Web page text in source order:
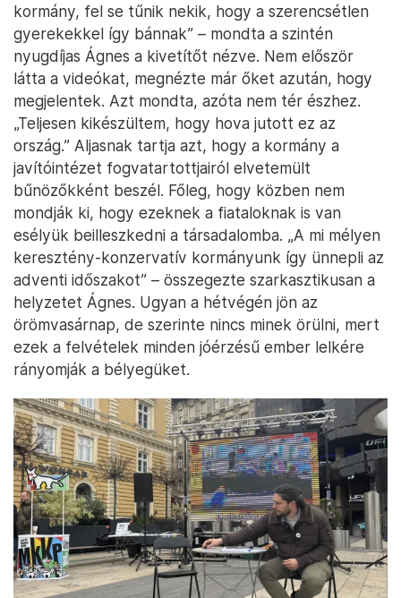
kormány, fel se tűnik nekik, hogy a szerencsétlen
gyerekekkel így bánnak” – mondta a szintén
nyugdíjas Ágnes a kivetítőt nézve. Nem először
látta a videókat, megnézte már őket azután, hogy
megjelentek. Azt mondta, azóta nem tér észhez.
„Teljesen kikészültem, hogy hova jutott ez az
ország.” Aljasnak tartja azt, hogy a kormány a
javítóintézet fogvatartottjairól elvetemült
bűnözőkként beszél. Főleg, hogy közben nem
mondják ki, hogy ezeknek a fiataloknak is van
esélyük beilleszkedni a társadalomba. „A mi mélyen
keresztény-konzervatív kormányunk így ünnepli az
adventi időszakot” – összegezte szarkasztikusan a
helyzetet Ágnes. Ugyan a hétvégén jön az
örömvasárnap, de szerinte nincs minek örülni, mert
ezek a felvételek minden jóérzésű ember lelkére
rányomják a bélyegüket.